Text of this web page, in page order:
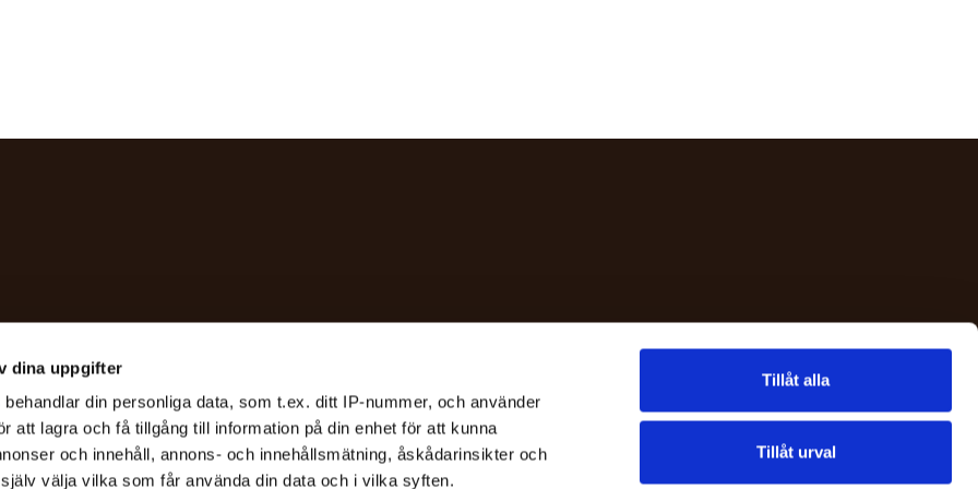
dina uppgifter
behandlar din personliga data, som t.ex. ditt IP-nummer, och använder
att lagra och få tillgång till information på din enhet för att kunna
och innehåll, annons- och innehållsmätning, åskådarinsikter och
välja vilka som får använda din data och i vilka syften.
Tillåt alla
Tillåt urval
stora som små!
det som passar just